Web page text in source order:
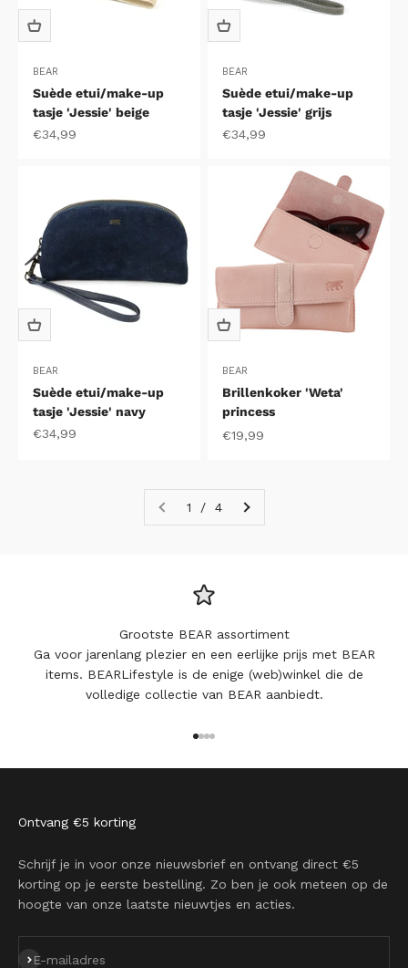
BEAR
Suède etui/make-up
tasje 'Jessie' beige
Aanbiedingsprijs
€34,99
BEAR
Suède etui/make-up
tasje 'Jessie' grijs
Aanbiedingsprijs
€34,99
BEAR
Suède etui/make-up
tasje 'Jessie' navy
Aanbiedingsprijs
€34,99
BEAR
Brillenkoker 'Weta'
princess
Aanbiedingsprijs
€19,99
1 / 4
Grootste BEAR assortiment
Ga voor jarenlang plezier en een eerlijke prijs met BEAR
items. BEARLifestyle is de enige (web)winkel die de
volledige collectie van BEAR aanbiedt.
Ontvang €5 korting
Schrijf je in voor onze nieuwsbrief en ontvang direct €5
korting op je eerste bestelling. Zo ben je ook meteen op de
hoogte van onze laatste nieuwtjes en acties.
E-mailadres
Abonneren